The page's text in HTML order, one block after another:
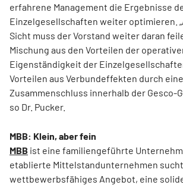
erfahrene Management die Ergebnisse
Einzelgesellschaften weiter optimieren.
Sicht muss der Vorstand weiter daran
Mischung aus den Vorteilen der
Eigenständigkeit der
Vorteilen aus Verbundeffekten durch
Zusammenschluss innerhalb der Gesco-
so Dr. Pucker.
MBB: Klein, aber fein
MBB ist eine familiengeführte
etablierte Mittelstandunternehmen
wettbewerbsfähiges Angebot, eine